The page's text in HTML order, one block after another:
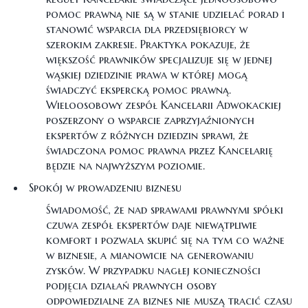
pomoc prawną nie są w stanie udzielać porad i
stanowić wsparcia dla przedsiębiorcy w
szerokim zakresie. Praktyka pokazuje, że
większość prawników specjalizuje się w jednej
wąskiej dziedzinie prawa w której mogą
świadczyć ekspercką pomoc prawną.
Wieloosobowy zespół Kancelarii Adwokackiej
poszerzony o wsparcie zaprzyjaźnionych
ekspertów z różnych dziedzin sprawi, że
świadczona pomoc prawna przez Kancelarię
będzie na najwyższym poziomie.
Spokój w prowadzeniu biznesu
Świadomość, że nad sprawami prawnymi spółki
czuwa zespół ekspertów daje niewątpliwie
komfort i pozwala skupić się na tym co ważne
w biznesie, a mianowicie na generowaniu
zysków. W przypadku nagłej konieczności
podjęcia działań prawnych osoby
odpowiedzialne za biznes nie muszą tracić czasu